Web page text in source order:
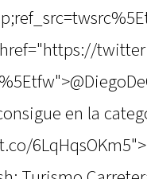
en la